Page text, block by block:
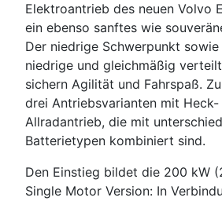
Elektroantrieb des neuen Volvo
ein ebenso sanftes wie
Der niedrige Schwerpunkt
niedrige und gleichmäßig
sichern Agilität und Fahrspaß.
drei Antriebsvarianten mit Heck-
Allradantrieb, die mit
Batterietypen kombiniert sind.
Den Einstieg bildet die 200 kW
Single Motor Version: In